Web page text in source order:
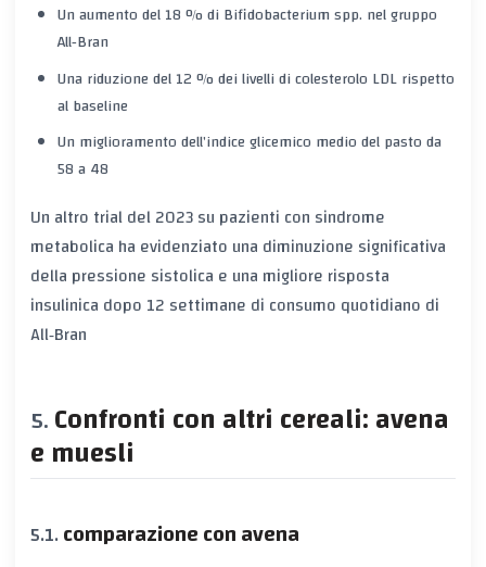
Un aumento del 18 % di Bifidobacterium spp. nel gruppo
All‑Bran
Una riduzione del 12 % dei livelli di colesterolo LDL rispetto
al baseline
Un miglioramento dell’indice glicemico medio del pasto da
58 a 48
Un altro trial del 2023 su pazienti con sindrome
metabolica ha evidenziato una diminuzione significativa
della pressione sistolica e una migliore risposta
insulinica dopo 12 settimane di consumo quotidiano di
All‑Bran
Confronti con altri cereali: avena
e muesli
comparazione con avena